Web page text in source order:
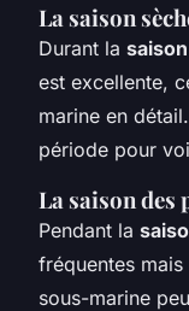
La saison
Durant la
est excellente,
marine en
période pour
La saison des
Pendant la
fréquentes
sous-marine